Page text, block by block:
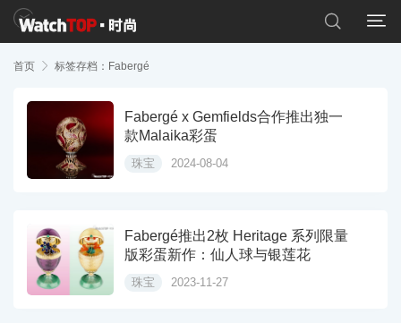


首页  标签存档：Fabergé
Fabergé x Gemfields合作推出独一
款Malaika彩蛋
珠宝 2024-08-04
Fabergé推出2枚 Heritage 系列限量
版彩蛋新作：仙人球与银莲花
珠宝 2023-11-27